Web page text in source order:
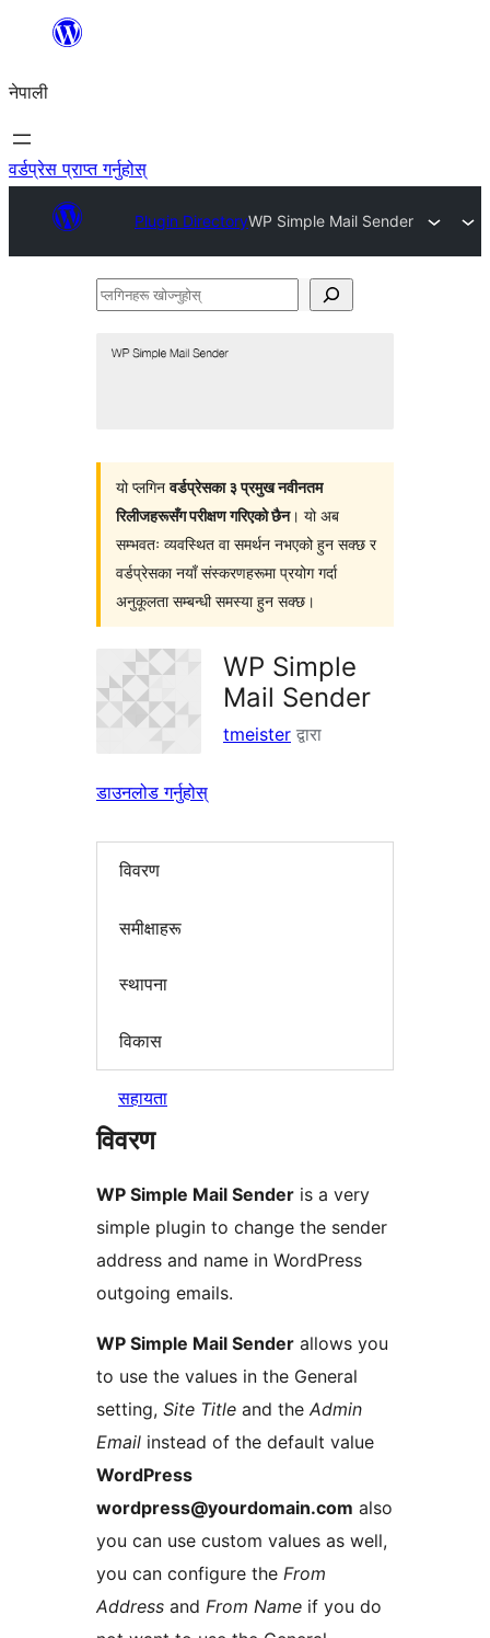
सामग्रीमा
नेपाली
वर्डप्रेस प्राप्त गर्नुहोस्
Plugin DirectoryWP Simple Mail Sender
प्लगिनहरू
यो प्लगिनवर्डप्रेसका ३ प्रमुख नवीनतम
रिलीजहरूसँग परीक्षण गरिएको छैन। यो अब
सम्भवतः व्यवस्थित वा समर्थन नभएको हुन सक्छ र
वर्डप्रेसका नयाँ संस्करणहरूमा प्रयोग गर्दा
अनुकूलता सम्बन्धी समस्या हुन सक्छ।
WP Simple
Mail Sender
tmeister द्वारा
डाउनलोड गर्नुहोस्
विवरण
समीक्षाहरू
स्थापना
विकास
सहायता
विवरण
WP Simple Mail Sender is a very
simple plugin to change the sender
address and name in WordPress
outgoing emails.
WP Simple Mail Sender allows you
to use the values in the General
setting, Site Title and the Admin
Email instead of the default value
WordPress
wordpress@yourdomain.com also
you can use custom values as well,
you can configure the From
Address and From Name if you do